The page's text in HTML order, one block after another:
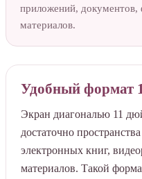
приложений,
материалов.
Удобный формат
Экран диагональю 11
достаточно
электронных книг,
материалов. Такой